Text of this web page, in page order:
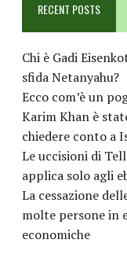
RECENT POSTS
Chi è Gadi
sfida Netanyahu?
Ecco com’è un
Karim Khan è
chiedere conto a
Le uccisioni di
applica solo agli
La cessazione
molte persone in
economiche